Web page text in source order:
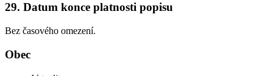
29. Datum konce platnosti popisu
Bez časového omezení.
Obec